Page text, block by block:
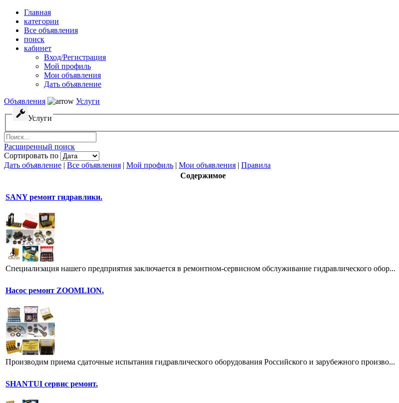
Главная
категории
Все объявления
поиск
кабинет
Вход/Регистрация
Мой профиль
Мои объявления
Дать объявление
Объявления
Услуги
Услуги
Расширенный поиск
Сортировать по
Дать объявление | Все объявления | Мой профиль | Мои объявления | Правила
Содержимое
SANY ремонт гидравлики.
Специализация нашего предприятия заключается в ремонтном-сервисном обслуживание гидравлического обор...
Насос ремонт ZOOMLION.
Производим приема сдаточные испытания гидравлического оборудования Российского и зарубежного произво...
SHANTUI сервис ремонт.